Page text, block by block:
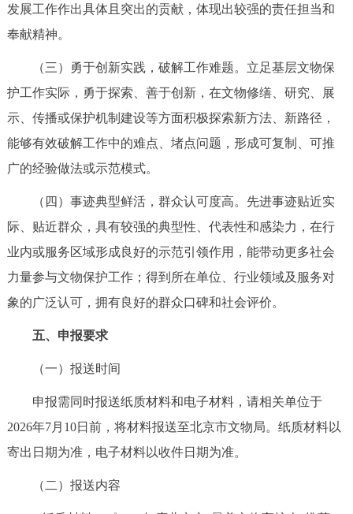
发展工作作出具体且突出的贡献，体现出较强的责任担当和
奉献精神。
（三）勇于创新实践，破解工作难题。立足基层文物保
护工作实际，勇于探索、善于创新，在文物修缮、研究、展
示、传播或保护机制建设等方面积极探索新方法、新路径，
能够有效破解工作中的难点、堵点问题，形成可复制、可推
广的经验做法或示范模式。
（四）事迹典型鲜活，群众认可度高。先进事迹贴近实
际、贴近群众，具有较强的典型性、代表性和感染力，在行
业内或服务区域形成良好的示范引领作用，能带动更多社会
力量参与文物保护工作；得到所在单位、行业领域及服务对
象的广泛认可，拥有良好的群众口碑和社会评价。
五、申报要求
（一）报送时间
申报需同时报送纸质材料和电子材料，请相关单位于
2026年7月10日前，将材料报送至北京市文物局。纸质材料以
寄出日期为准，电子材料以收件日期为准。
（二）报送内容